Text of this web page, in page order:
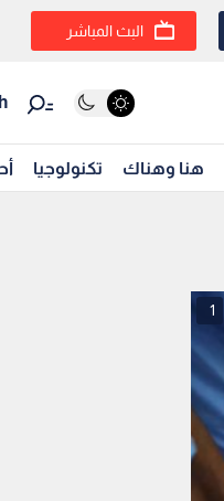
البث المباشر
هنا وهناك تكنولوجيا
1